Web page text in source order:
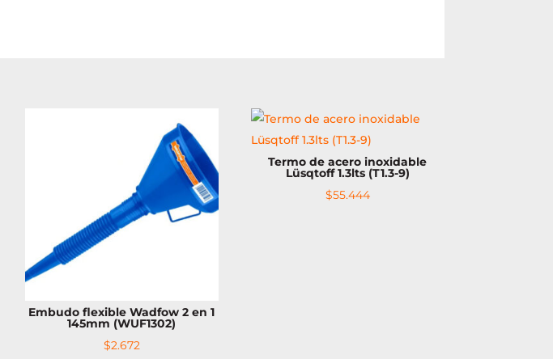
Embudo flexible Wadfow 2 en 1
145mm (WUF1302)
$2.672
Termo de acero inoxidable
Lüsqtoff 1.3lts (T1.3-9)
$55.444